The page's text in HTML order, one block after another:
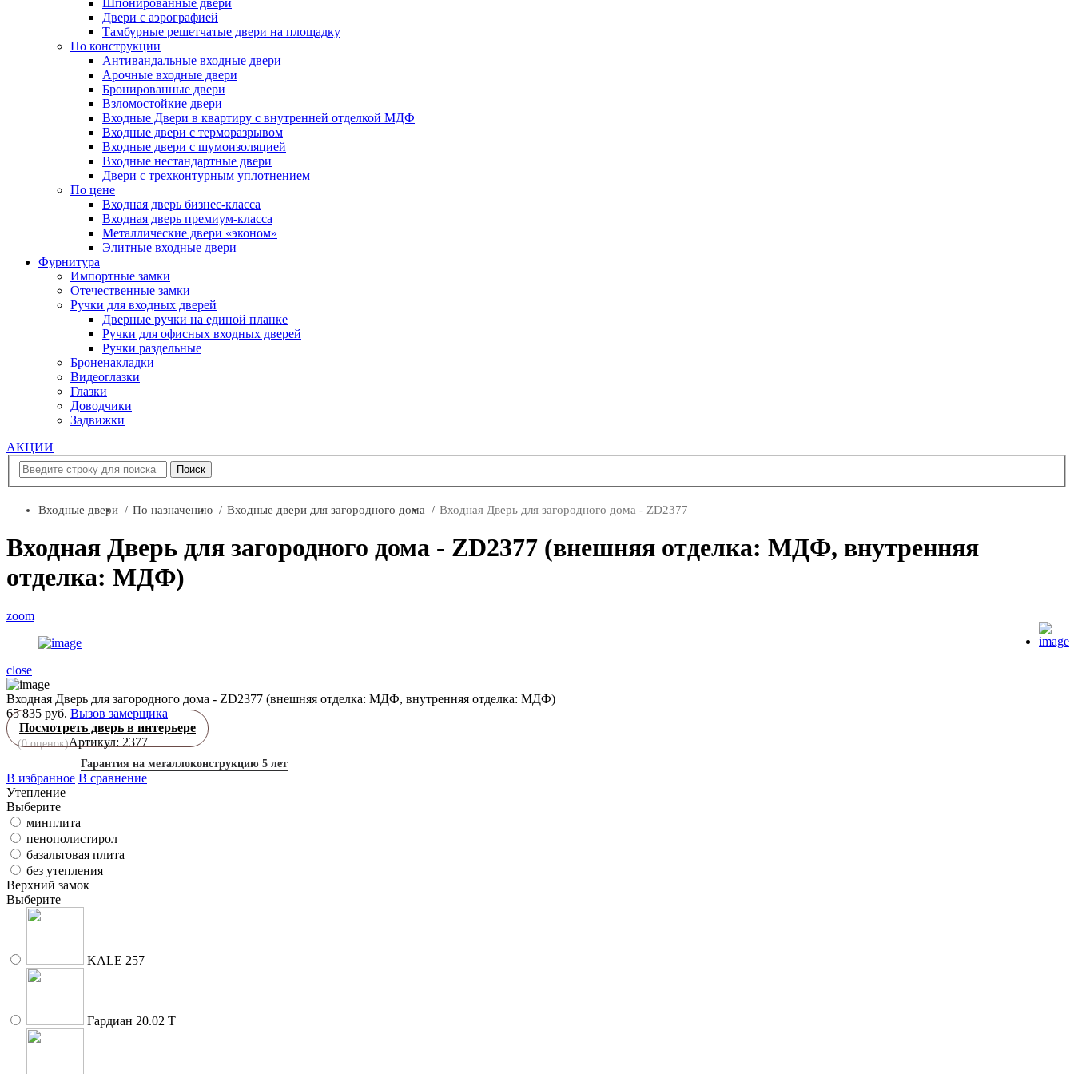
Шпонированные двери
Двери с аэрографией
Тамбурные решетчатые двери на площадку
По конструкции
Антивандальные входные двери
Арочные входные двери
Бронированные двери
Взломостойкие двери
Входные Двери в квартиру с внутренней отделкой МДФ
Входные двери с терморазрывом
Входные двери с шумоизоляцией
Входные нестандартные двери
Двери с трехконтурным уплотнением
По цене
Входная дверь бизнес-класса
Входная дверь премиум-класса
Металлические двери «эконом»
Элитные входные двери
Фурнитура
Импортные замки
Отечественные замки
Ручки для входных дверей
Дверные ручки на единой планке
Ручки для офисных входных дверей
Ручки раздельные
Броненакладки
Видеоглазки
Глазки
Доводчики
Задвижки
АКЦИИ
Входные двери По назначению Входные двери для загородного дома Входная Дверь для загородного дома - ZD2377
Входная Дверь для загородного дома - ZD2377 (внешняя отделка: МДФ, внутренняя
отделка: МДФ)
zoom
close
Входная Дверь для загородного дома - ZD2377 (внешняя отделка: МДФ, внутренняя отделка: МДФ)
65 835 руб. Вызов замерщика
Посмотреть дверь в интерьере
(0оценок)Артикул: 2377
Гарантия на металлоконструкцию 5 лет
В избранное В сравнение
Утепление
Выберите
минплита
пенополистирол
базальтовая плита
без утепления
Верхний замок
Выберите
KALE 257
Гардиан 20.02 Т